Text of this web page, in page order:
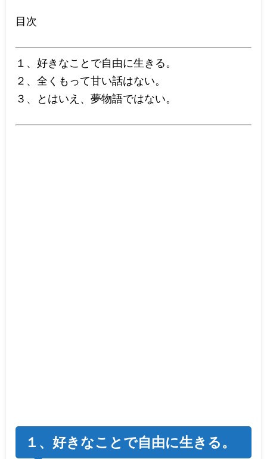
目次
１、好きなことで自由に生きる。
２、全くもって甘い話はない。
３、とはいえ、夢物語ではない。
１、好きなことで自由に生きる。